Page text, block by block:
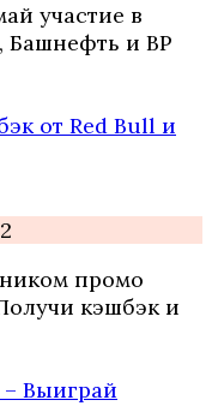
участие в
и BP
от Red Bull и
промо
кэшбэк и
Выиграй